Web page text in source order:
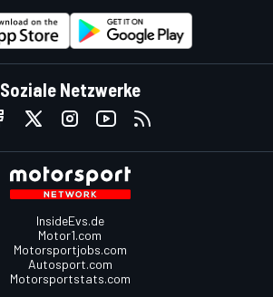
Soziale Netzwerke
InsideEvs.de
Motor1.com
Motorsportjobs.com
Autosport.com
Motorsportstats.com